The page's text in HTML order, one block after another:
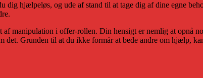
dig hjælpeløs, og ude af stand til at tage dig af dine egne
af manipulation i offer-rollen. Din hensigt er nemlig at opnå
det. Grunden til at du ikke formår at bede andre om hjælp,